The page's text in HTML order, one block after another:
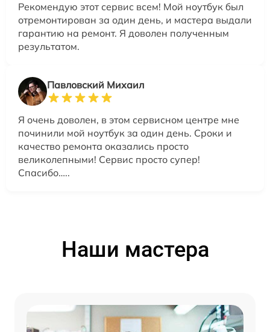
Рекомендую этот сервис всем! Мой ноутбук был
отремонтирован за один день, и мастера выдали
гарантию на ремонт. Я доволен полученным
результатом.
Павловский Михаил
Я очень доволен, в этом сервисном центре мне
починили мой ноутбук за один день. Сроки и
качество ремонта оказались просто
великолепными! Сервис просто супер!
Спасибо…..
Наши мастера